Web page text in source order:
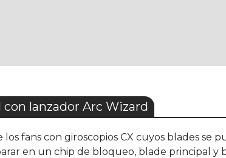
lanzador Arc Wizard
fans con giroscopios CX cuyos blades se
en un chip de bloqueo, blade principal y